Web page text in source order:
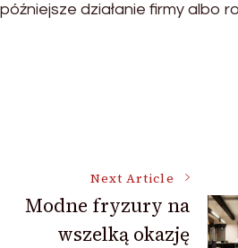
działanie firmy albo
Next Article
Modne fryzury na
wszelką okazję